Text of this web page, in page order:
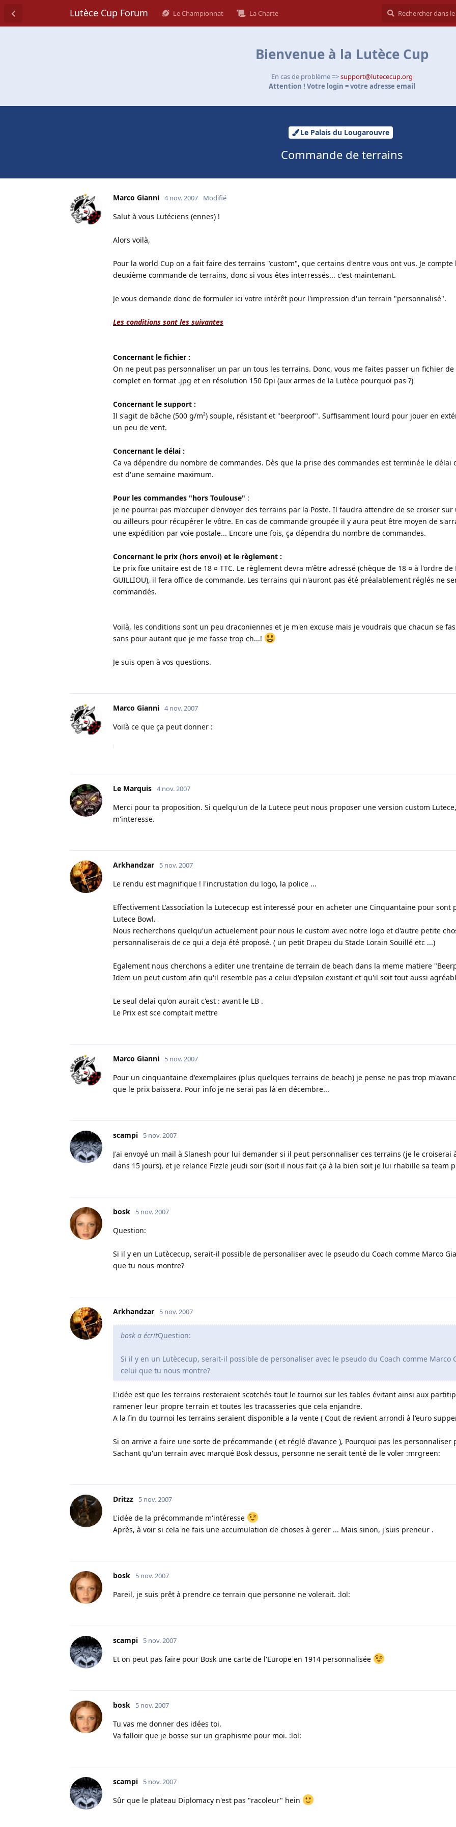
Lutèce Cup Forum Le Championnat La Charte
Bienvenue à la Lutèce Cup
En cas de problème =>support@lutececup.org
Attention ! Votre login = votre adresse email
Le Palais du Lougarouvre
Commande de terrains
Marco Gianni 4 nov. 2007 Modifié
Salut à vous Lutéciens (ennes) !
Alors voilà,
Pour la world Cup on a fait faire des terrains "custom", que certains d'entre vous ont vus. Je compte
deuxième commande de terrains, donc si vous êtes interressés... c'est maintenant.
Je vous demande donc de formuler ici votre intérêt pour l'impression d'un terrain "personnalisé".
Les conditions sont les suivantes
Concernant le fichier :
On ne peut pas personnaliser un par un tous les terrains. Donc, vous me faites passer un fichier
complet en format .jpg et en résolution 150 Dpi (aux armes de la Lutèce pourquoi pas ?)
Concernant le support :
Il s'agit de bâche (500 g/m²) souple, résistant et "beerproof". Suffisamment lourd pour jouer en
un peu de vent.
Concernant le délai :
Ca va dépendre du nombre de commandes. Dès que la prise des commandes est terminée le délai
est d'une semaine maximum.
Pour les commandes "hors Toulouse" :
je ne pourrai pas m'occuper d'envoyer des terrains par la Poste. Il faudra attendre de se croiser
ou ailleurs pour récupérer le vôtre. En cas de commande groupée il y aura peut être moyen de
une expédition par voie postale... Encore une fois, ça dépendra du nombre de commandes.
Concernant le prix (hors envoi) et le règlement :
Le prix fixe unitaire est de 18 ¤ TTC. Le règlement devra m'être adressé (chèque de 18 ¤ à l'ordre de
GUILLIOU), il fera office de commande. Les terrains qui n'auront pas été préalablement réglés ne
commandés.
Voilà, les conditions sont un peu draconiennes et je m'en excuse mais je voudrais que chacun se
sans pour autant que je me fasse trop ch...!
Je suis open à vos questions.
Marco Gianni 4 nov. 2007
Voilà ce que ça peut donner :
Le Marquis 4 nov. 2007
Merci pour ta proposition. Si quelqu'un de la Lutece peut nous proposer une version custom
m'interesse.
Arkhandzar 5 nov. 2007
Le rendu est magnifique ! l'incrustation du logo, la police ...
Effectivement L'association la Lutececup est interessé pour en acheter une Cinquantaine pour sont
Lutece Bowl.
Nous recherchons quelqu'un actuelement pour nous le custom avec notre logo et d'autre petite
personnaliserais de ce qui a deja été proposé. ( un petit Drapeu du Stade Lorain Souillé etc ...)
Egalement nous cherchons a editer une trentaine de terrain de beach dans la meme matiere
Idem un peut custom afin qu'il resemble pas a celui d'epsilon existant et qu'il soit tout aussi
Le seul delai qu'on aurait c'est : avant le LB .
Le Prix est sce comptait mettre
Marco Gianni 5 nov. 2007
Pour un cinquantaine d'exemplaires (plus quelques terrains de beach) je pense ne pas trop
que le prix baissera. Pour info je ne serai pas là en décembre...
scampi 5 nov. 2007
J'ai envoyé un mail à Slanesh pour lui demander si il peut personnaliser ces terrains (je le croiserai
dans 15 jours), et je relance Fizzle jeudi soir (soit il nous fait ça à la bien soit je lui rhabille sa team
bosk 5 nov. 2007
Question:
Si il y en un Lutècecup, serait-il possible de personaliser avec le pseudo du Coach comme Marco
que tu nous montre?
Arkhandzar 5 nov. 2007
bosk a écritQuestion:
Si il y en un Lutècecup, serait-il possible de personaliser avec le pseudo du Coach comme Marco
celui que tu nous montre?
L'idée est que les terrains resteraient scotchés tout le tournoi sur les tables évitant ainsi aux
ramener leur propre terrain et toutes les tracasseries que cela enjandre.
A la fin du tournoi les terrains seraient disponible a la vente ( Cout de revient arrondi à l'euro
Si on arrive a faire une sorte de précommande ( et réglé d'avance ), Pourquoi pas les personnaliser
Sachant qu'un terrain avec marqué Bosk dessus, personne ne serait tenté de le voler :mrgreen:
Dritzz 5 nov. 2007
L'idée de la précommande m'intéresse
Après, à voir si cela ne fais une accumulation de choses à gerer ... Mais sinon, j'suis preneur .
bosk 5 nov. 2007
Pareil, je suis prêt à prendre ce terrain que personne ne volerait. :lol:
scampi 5 nov. 2007
Et on peut pas faire pour Bosk une carte de l'Europe en 1914 personnalisée
bosk 5 nov. 2007
Tu vas me donner des idées toi.
Va falloir que je bosse sur un graphisme pour moi. :lol:
scampi 5 nov. 2007
Sûr que le plateau Diplomacy n'est pas "racoleur" hein